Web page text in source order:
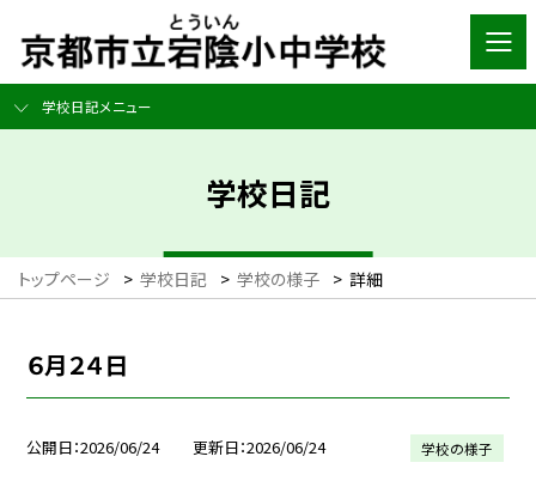
学校日記メニュー
学校日記
トップページ > 学校日記 > 学校の様子 > 詳細
６月２４日
公開日 2026/06/24 更新日 2026/06/24 学校の様子